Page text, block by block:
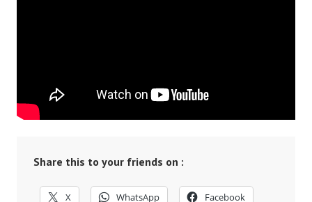
Share this to your friends on :
X WhatsApp Facebook